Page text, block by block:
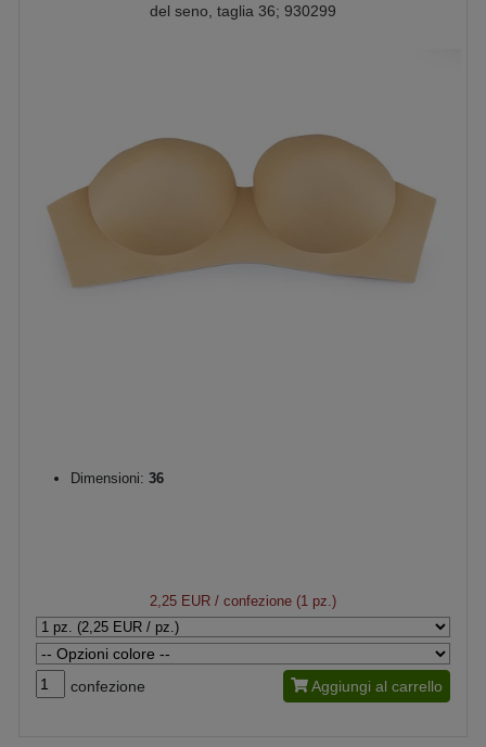
del seno, taglia 36; 930299
Dimensioni: 36
2,25 EUR / confezione (1 pz.)
confezione Aggiungi al carrello